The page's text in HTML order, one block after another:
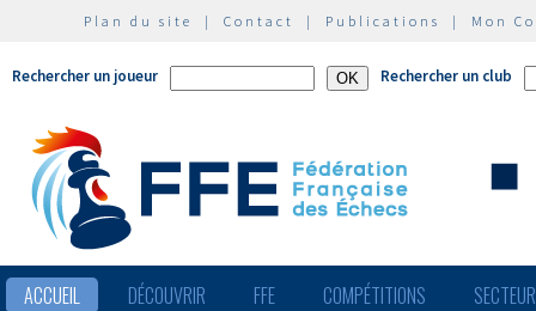
Plan du site | Contact | Publications | Mon
Rechercher un joueur Rechercher un club
ACCUEIL DÉCOUVRIR FFE COMPÉTITIONS